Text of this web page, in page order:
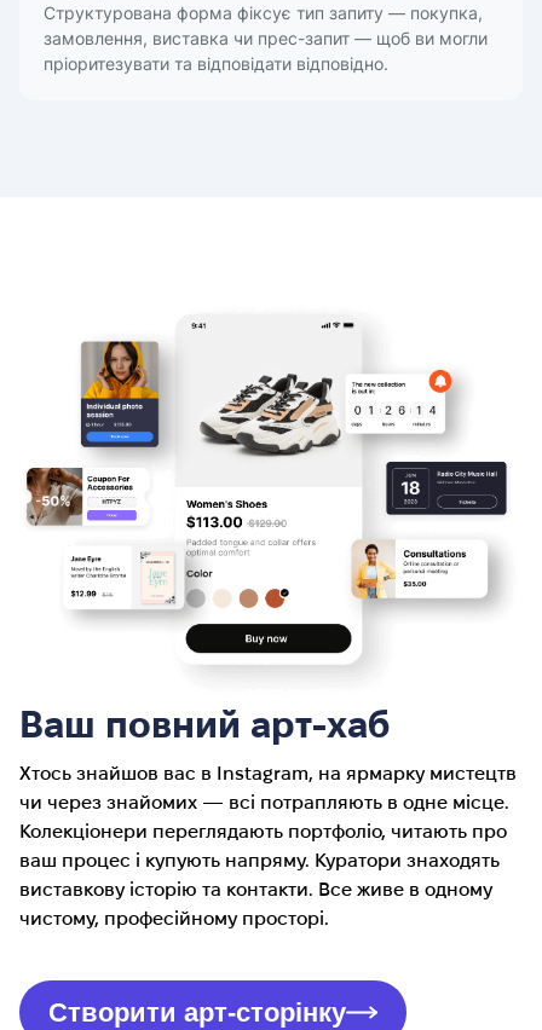
Структурована форма фіксує тип запиту — покупка,
замовлення, виставка чи прес-запит — щоб ви могли
пріоритезувати та відповідати відповідно.
Ваш повний арт-хаб
Хтось знайшов вас в Instagram, на ярмарку мистецтв
чи через знайомих — всі потрапляють в одне місце.
Колекціонери переглядають портфоліо, читають про
ваш процес і купують напряму. Куратори знаходять
виставкову історію та контакти. Все живе в одному
чистому, професійному просторі.
Створити арт-сторінку